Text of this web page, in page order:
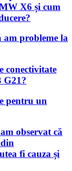
X6 și cum
am probleme la
conectivitate
G21?
pentru un
observat că
fi cauza și